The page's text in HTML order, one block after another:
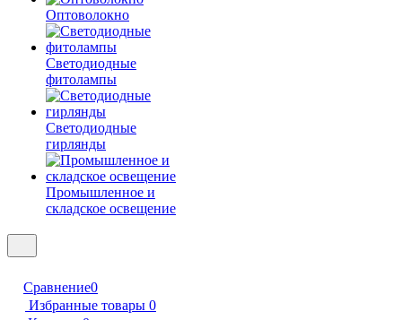
Оптоволокно
Светодиодные
фитолампы
Светодиодные
гирлянды
Промышленное и
складское освещение
Сравнение0
Избранные товары 0